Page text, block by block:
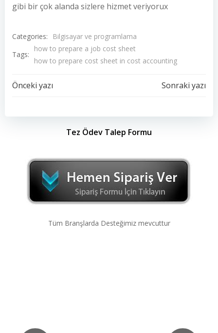
gibi bir çok alanda sizlere hizmet veriyorux
Categories:
Bilgisayar ve programlama
Tags:
how to prepare a job cost sheet
how to prepare cost sheet in cost accounting
Yazı
dolaşımı
Önceki yazı
dolaşımı
Sonraki yazı
Tez Ödev Talep Formu
Tüm Branşlarda Desteğimiz mevcuttur